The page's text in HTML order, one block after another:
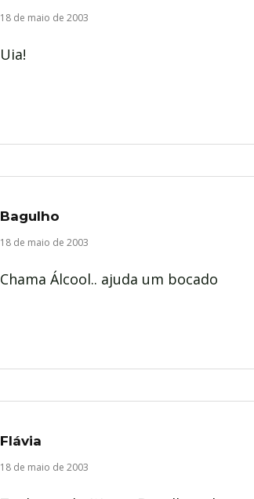
18 de maio de 2003
Uia!
Bagulho
18 de maio de 2003
Chama Álcool.. ajuda um bocado
Flávia
18 de maio de 2003